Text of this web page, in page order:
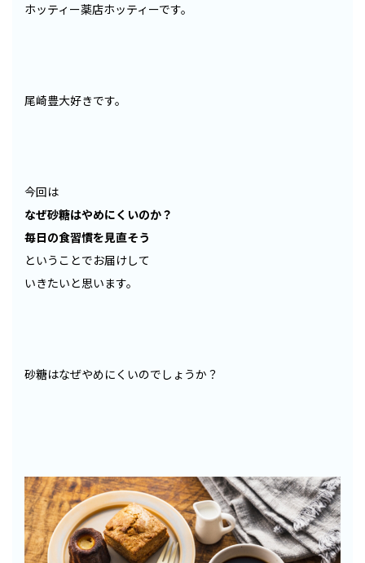
ホッティー薬店ホッティーです。
尾崎豊大好きです。
今回は
なぜ砂糖はやめにくいのか？
毎日の食習慣を見直そう
ということでお届けして
いきたいと思います。
砂糖はなぜやめにくいのでしょうか？